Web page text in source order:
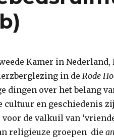
Kamer in
in de Rode
dingen over het belang
cultuur en geschiedenis
de valkuil van
religieuze groepen die